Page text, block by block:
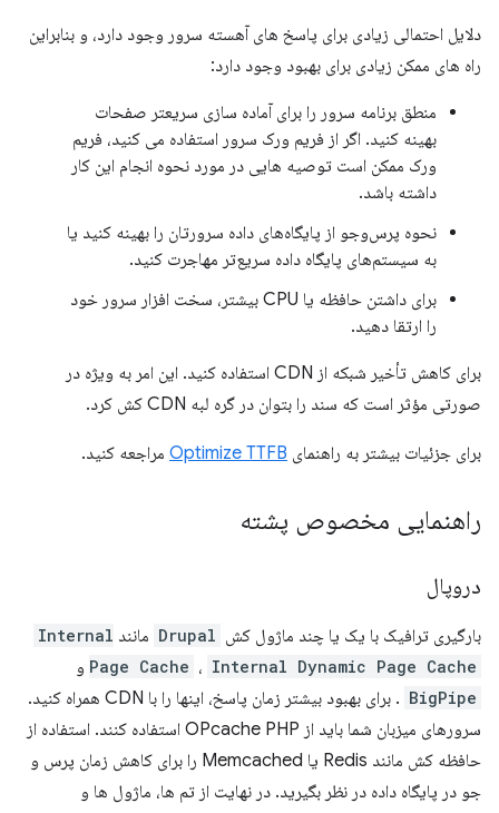
دلایل احتمالی زیادی برای پاسخ های آهسته سرور وجود دارد، و بنابراین
راه های ممکن زیادی برای بهبود وجود دارد:
منطق برنامه سرور را برای آماده سازی سریعتر صفحات
بهینه کنید. اگر از فریم ورک سرور استفاده می کنید، فریم
ورک ممکن است توصیه هایی در مورد نحوه انجام این کار
داشته باشد.
نحوه پرس‌وجو از پایگاه‌های داده سرورتان را بهینه کنید یا
به سیستم‌های پایگاه داده سریع‌تر مهاجرت کنید.
برای داشتن حافظه یا CPU بیشتر، سخت افزار سرور خود
را ارتقا دهید.
برای کاهش تأخیر شبکه از CDN استفاده کنید. این امر به ویژه در
صورتی مؤثر است که سند را بتوان در گره لبه CDN کش کرد.
برای جزئیات بیشتر به راهنمای Optimize TTFB مراجعه کنید.
راهنمایی مخصوص پشته
دروپال
بارگیری ترافیک با یک یا چند ماژول کش Drupal مانند Internal
Page Cache ، Internal Dynamic Page Cache و
BigPipe
. برای بهبود بیشتر زمان پاسخ، اینها را با CDN همراه کنید.
سرورهای میزبان شما باید از OPcache PHP استفاده کنند. استفاده از
حافظه کش مانند Redis یا Memcached را برای کاهش زمان پرس و
جو در پایگاه داده در نظر بگیرید. در نهایت از تم ها، ماژول ها و